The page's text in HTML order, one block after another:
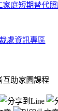
家庭短期替代
處資訊專區
互助家園課程